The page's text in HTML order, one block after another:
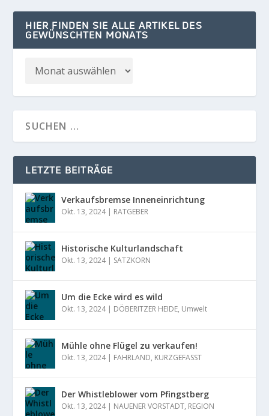
HIER FINDEN SIE ALLE ARTIKEL DES
GEWÜNSCHTEN MONATS
LETZTE BEITRÄGE
Verkaufsbremse Inneneinrichtung
Okt. 13, 2024| RATGEBER
Historische Kulturlandschaft
Okt. 13, 2024| SATZKORN
Um die Ecke wird es wild
Okt. 13, 2024| DÖBERITZER HEIDE, Umwelt
Mühle ohne Flügel zu verkaufen!
Okt. 13, 2024| FAHRLAND, KURZGEFASST
Der Whistleblower vom Pfingstberg
Okt. 13, 2024| NAUENER VORSTADT, REGION